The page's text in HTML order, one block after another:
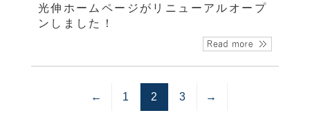
光伸ホームページがリニューアルオープ
ンしました！
← 1 2 3 →